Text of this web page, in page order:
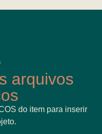
arquivos
do item para inserir